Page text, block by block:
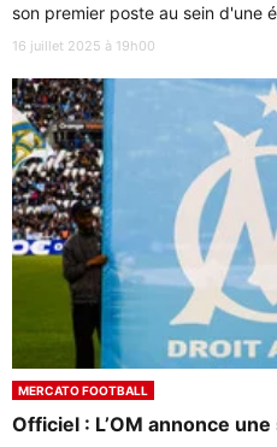
son premier poste au sein d'une
16 juillet 2025 à 19h00
MERCATO FOOTBALL
Officiel : L’OM annonce